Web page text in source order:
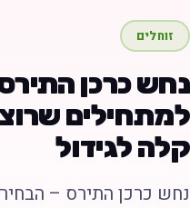
זוחלים
כרכן
לגידול
כרכן התירס –